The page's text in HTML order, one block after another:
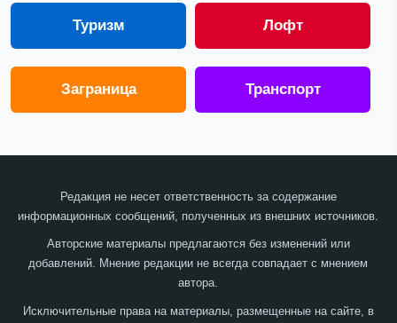
Туризм Лофт
Заграница Транспорт
Редакция не несет ответственность за содержание
информационных сообщений, полученных из внешних источников.
Авторские материалы предлагаются без изменений или
добавлений. Мнение редакции не всегда совпадает с мнением
автора.
Исключительные права на материалы, размещенные на сайте, в